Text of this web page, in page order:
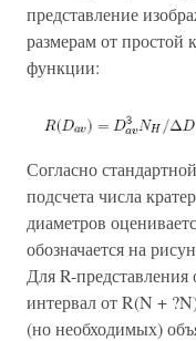
представление
размерам от простой
функции:
Согласно
подсчета числа
диаметров
обозначается на
Для R-представления
интервал от R(N +
(но необходимых)